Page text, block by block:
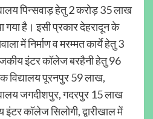
पिन्सवाड़ हेतु 2 करोड़ 35 लाख
है। इसी प्रकार देहरादून के
में निर्माण व मरम्मत कार्ये हेतु 3
इंटर कॉलेज बरहैनी हेतु 96
विद्यालय पूरनपुर 59 लाख,
जगदीशपुर, गदरपुर 15 लाख
कॉलेज सिलोगी, द्वारीखाल में